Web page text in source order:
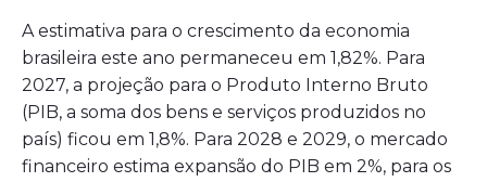
A estimativa para o crescimento da economia
brasileira este ano permaneceu em 1,82%. Para
2027, a projeção para o Produto Interno Bruto
(PIB, a soma dos bens e serviços produzidos no
país) ficou em 1,8%. Para 2028 e 2029, o mercado
financeiro estima expansão do PIB em 2%, para os